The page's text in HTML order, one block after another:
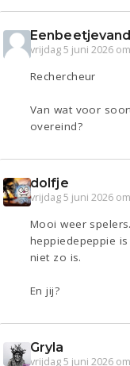
vrijdag 5 juni 2026
Rechercheur
Van wat voor
overeind?
dolfje
vrijdag 5 juni 2026
Mooi weer
heppiedepeppie
niet zo is.
En jij?
Gryla
vrijdag 5 juni 2026